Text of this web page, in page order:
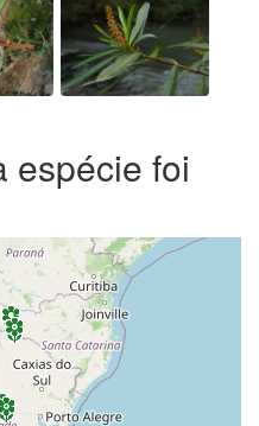
espécie foi